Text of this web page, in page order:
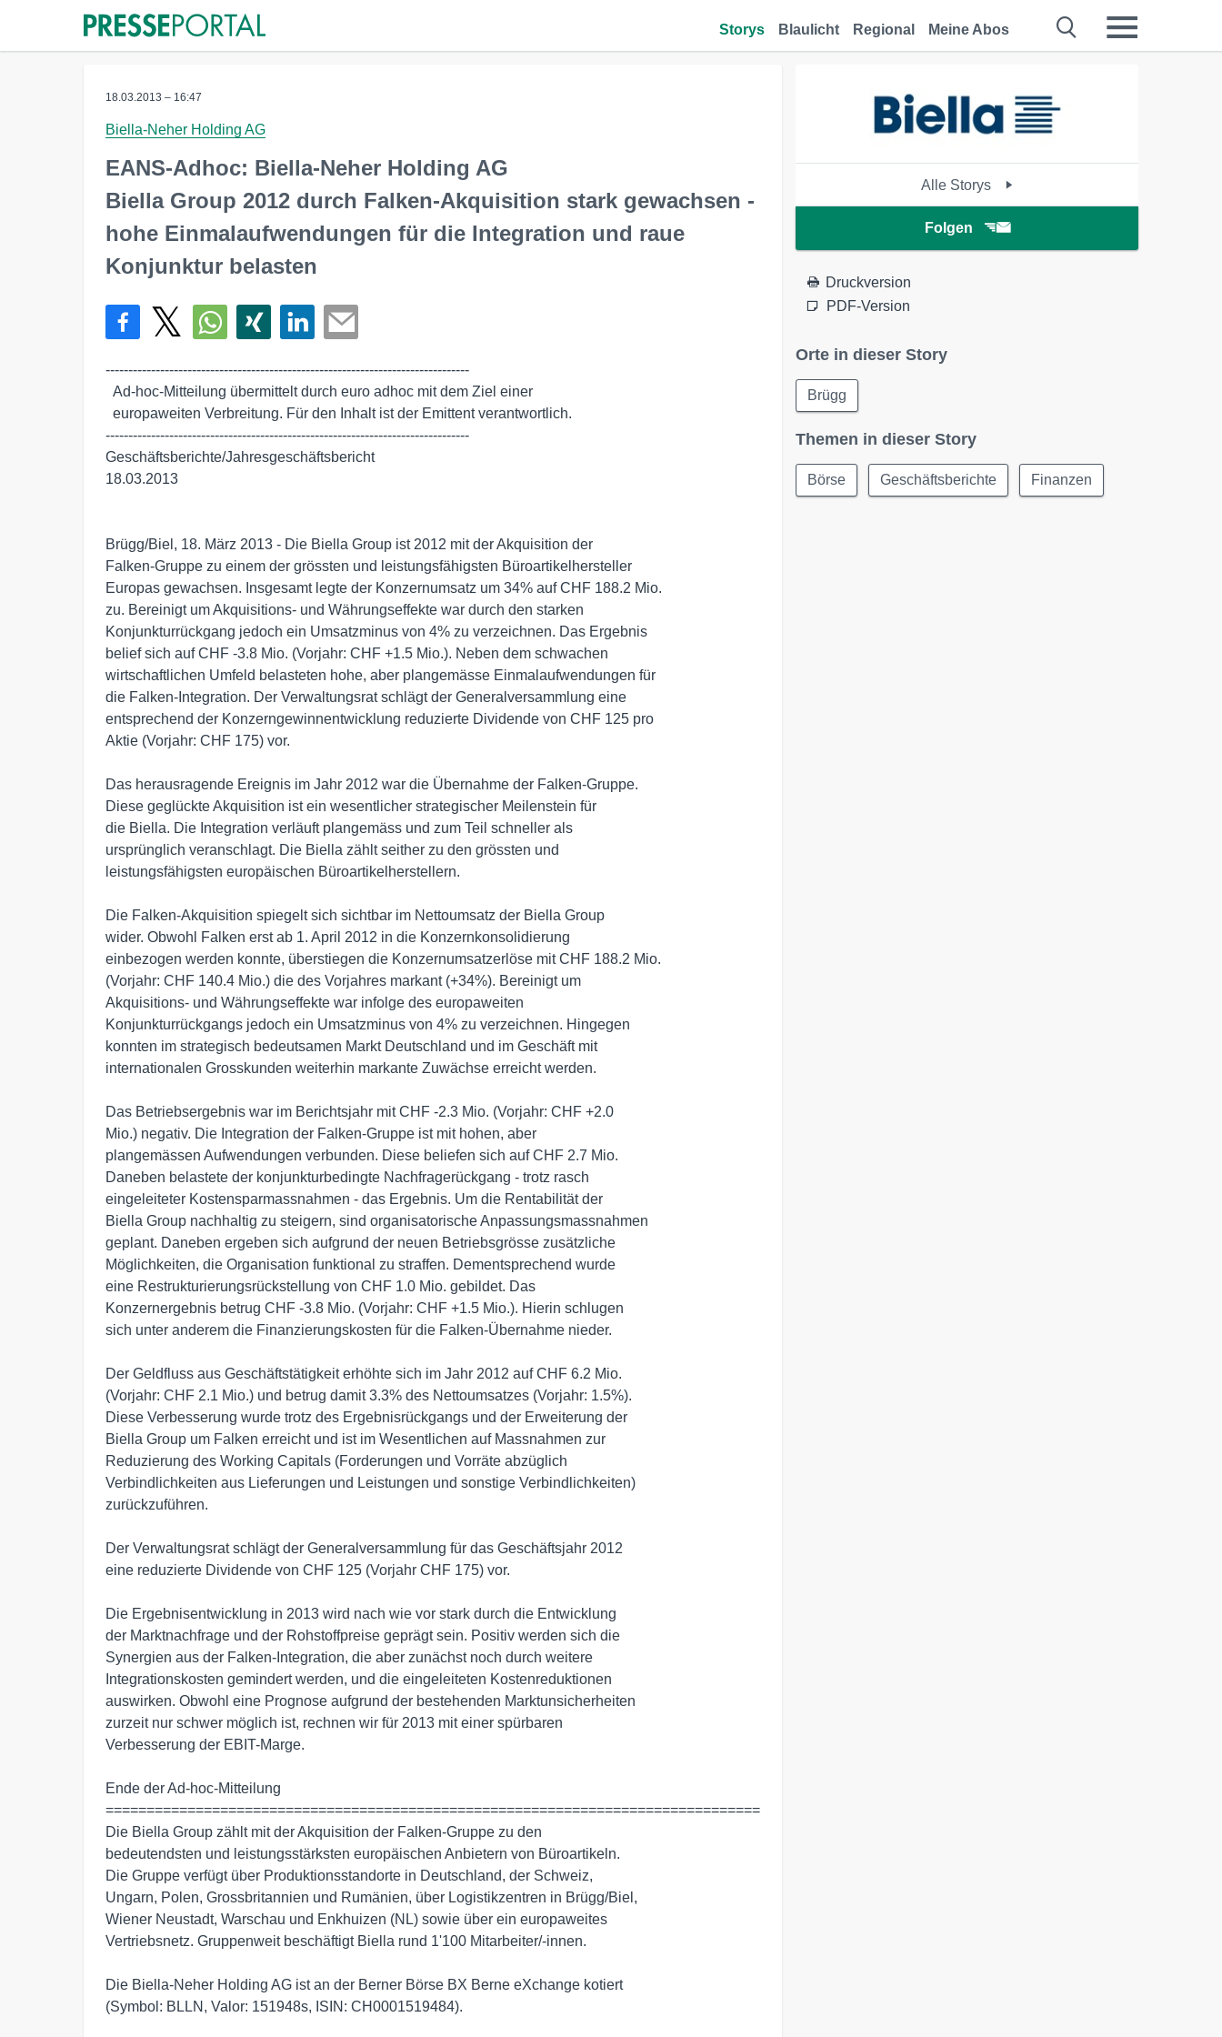
Storys Blaulicht Regional Meine Abos
18.03.2013 – 16:47
Biella-Neher Holding AG
EANS-Adhoc: Biella-Neher Holding AG
Biella Group 2012 durch Falken-Akquisition stark gewachsen -
hohe Einmalaufwendungen für die Integration und raue
Konjunktur belasten
--------------------------------------------------------------------------------
--------------------------------------------------------------------------------
Geschäftsberichte/Jahresgeschäftsbericht
18.03.2013
Brügg/Biel, 18. März 2013 - Die Biella Group ist 2012 mit der Akquisition der
Falken-Gruppe zu einem der grössten und leistungsfähigsten Büroartikelhersteller
Europas gewachsen. Insgesamt legte der Konzernumsatz um 34% auf CHF 188.2 Mio.
zu. Bereinigt um Akquisitions- und Währungseffekte war durch den starken
Konjunkturrückgang jedoch ein Umsatzminus von 4% zu verzeichnen. Das Ergebnis
belief sich auf CHF -3.8 Mio. (Vorjahr: CHF +1.5 Mio.). Neben dem schwachen
wirtschaftlichen Umfeld belasteten hohe, aber plangemässe Einmalaufwendungen für
die Falken-Integration. Der Verwaltungsrat schlägt der Generalversammlung eine
entsprechend der Konzerngewinnentwicklung reduzierte Dividende von CHF 125 pro
Aktie (Vorjahr: CHF 175) vor.
Das herausragende Ereignis im Jahr 2012 war die Übernahme der Falken-Gruppe.
Diese geglückte Akquisition ist ein wesentlicher strategischer Meilenstein für
die Biella. Die Integration verläuft plangemäss und zum Teil schneller als
ursprünglich veranschlagt. Die Biella zählt seither zu den grössten und
leistungsfähigsten europäischen Büroartikelherstellern.
Die Falken-Akquisition spiegelt sich sichtbar im Nettoumsatz der Biella Group
wider. Obwohl Falken erst ab 1. April 2012 in die Konzernkonsolidierung
einbezogen werden konnte, überstiegen die Konzernumsatzerlöse mit CHF 188.2 Mio.
(Vorjahr: CHF 140.4 Mio.) die des Vorjahres markant (+34%). Bereinigt um
Akquisitions- und Währungseffekte war infolge des europaweiten
Konjunkturrückgangs jedoch ein Umsatzminus von 4% zu verzeichnen. Hingegen
konnten im strategisch bedeutsamen Markt Deutschland und im Geschäft mit
internationalen Grosskunden weiterhin markante Zuwächse erreicht werden.
Das Betriebsergebnis war im Berichtsjahr mit CHF -2.3 Mio. (Vorjahr: CHF +2.0
Mio.) negativ. Die Integration der Falken-Gruppe ist mit hohen, aber
plangemässen Aufwendungen verbunden. Diese beliefen sich auf CHF 2.7 Mio.
Daneben belastete der konjunkturbedingte Nachfragerückgang - trotz rasch
eingeleiteter Kostensparmassnahmen - das Ergebnis. Um die Rentabilität der
Biella Group nachhaltig zu steigern, sind organisatorische Anpassungsmassnahmen
geplant. Daneben ergeben sich aufgrund der neuen Betriebsgrösse zusätzliche
Möglichkeiten, die Organisation funktional zu straffen. Dementsprechend wurde
eine Restrukturierungsrückstellung von CHF 1.0 Mio. gebildet. Das
Konzernergebnis betrug CHF -3.8 Mio. (Vorjahr: CHF +1.5 Mio.). Hierin schlugen
sich unter anderem die Finanzierungskosten für die Falken-Übernahme nieder.
Der Geldfluss aus Geschäftstätigkeit erhöhte sich im Jahr 2012 auf CHF 6.2 Mio.
(Vorjahr: CHF 2.1 Mio.) und betrug damit 3.3% des Nettoumsatzes (Vorjahr: 1.5%).
Diese Verbesserung wurde trotz des Ergebnisrückgangs und der Erweiterung der
Biella Group um Falken erreicht und ist im Wesentlichen auf Massnahmen zur
Reduzierung des Working Capitals (Forderungen und Vorräte abzüglich
Verbindlichkeiten aus Lieferungen und Leistungen und sonstige Verbindlichkeiten)
zurückzuführen.
Der Verwaltungsrat schlägt der Generalversammlung für das Geschäftsjahr 2012
eine reduzierte Dividende von CHF 125 (Vorjahr CHF 175) vor.
Die Ergebnisentwicklung in 2013 wird nach wie vor stark durch die Entwicklung
der Marktnachfrage und der Rohstoffpreise geprägt sein. Positiv werden sich die
Synergien aus der Falken-Integration, die aber zunächst noch durch weitere
Integrationskosten gemindert werden, und die eingeleiteten Kostenreduktionen
auswirken. Obwohl eine Prognose aufgrund der bestehenden Marktunsicherheiten
zurzeit nur schwer möglich ist, rechnen wir für 2013 mit einer spürbaren
Verbesserung der EBIT-Marge.
Ende der Ad-hoc-Mitteilung
================================================================================
Die Biella Group zählt mit der Akquisition der Falken-Gruppe zu den
bedeutendsten und leistungsstärksten europäischen Anbietern von Büroartikeln.
Die Gruppe verfügt über Produktionsstandorte in Deutschland, der Schweiz,
Ungarn, Polen, Grossbritannien und Rumänien, über Logistikzentren in Brügg/Biel,
Wiener Neustadt, Warschau und Enkhuizen (NL) sowie über ein europaweites
Vertriebsnetz. Gruppenweit beschäftigt Biella rund 1'100 Mitarbeiter/-innen.
Die Biella-Neher Holding AG ist an der Berner Börse BX Berne eXchange kotiert
(Symbol: BLLN, Valor: 151948s, ISIN: CH0001519484).
Alle Storys
Folgen
Druckversion
PDF-Version
Orte in dieser Story
Brügg
Themen in dieser Story
Börse Geschäftsberichte Finanzen